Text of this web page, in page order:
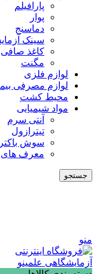
پارافیلم
پوار
دماسنج
سینک
کاغذ صافی
مگنت
لوازم فلزی
لوازم مصرفی
محیط کشت
مواد شیمیایی
آنتی سرم
تیترازول
سوش
معرف های
جستجو
منو